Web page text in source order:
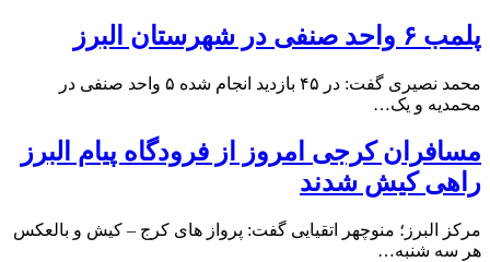
پلمب ۶ واحد صنفی در شهرستان البرز
محمد نصیری گفت: در ۴۵ بازدید انجام شده ۵ واحد صنفی در
محمدیه و یک…
مسافران کرجی امروز از فرودگاه پیام البرز
راهی کیش شدند
مرکز البرز؛ منوچهر اتقیایی گفت: پرواز های کرج – کیش و بالعکس
هر سه شنبه…